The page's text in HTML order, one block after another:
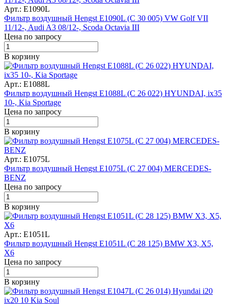
Арт.: E1090L
Фильтр воздушный Hengst E1090L (C 30 005) VW Golf VII
11/12-, Audi A3 08/12-, Scoda Octavia III
Цена по запросу
В корзину
Арт.: E1088L
Фильтр воздушный Hengst E1088L (C 26 022) HYUNDAI, ix35
10-, Kia Sportage
Цена по запросу
В корзину
Арт.: E1075L
Фильтр воздушный Hengst E1075L (C 27 004) MERCEDES-
BENZ
Цена по запросу
В корзину
Арт.: E1051L
Фильтр воздушный Hengst E1051L (C 28 125) BMW X3, X5,
X6
Цена по запросу
В корзину